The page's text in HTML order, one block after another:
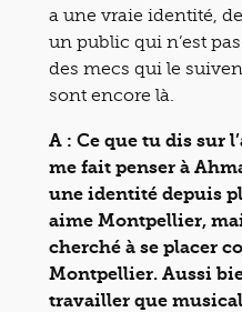
a une vraie identité,
un public qui n’est
des mecs qui le
sont encore là.
A : Ce que tu dis sur
me fait penser à
une identité depuis
aime Montpellier,
cherché à se placer
Montpellier. Aussi
travailler que